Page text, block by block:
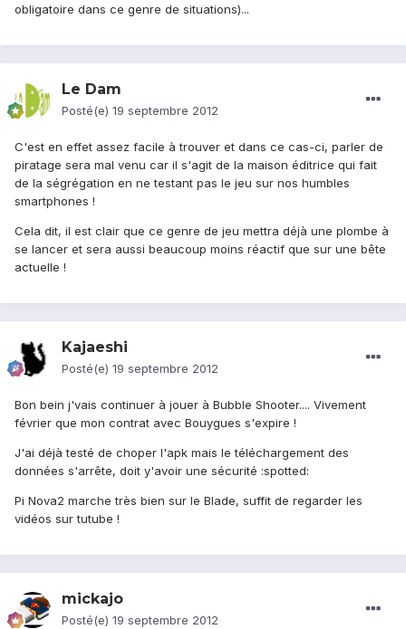
obligatoire dans ce genre de situations)...
Le Dam
Posté(e) 19 septembre 2012
C'est en effet assez facile à trouver et dans ce cas-ci, parler de
piratage sera mal venu car il s'agit de la maison éditrice qui fait
de la ségrégation en ne testant pas le jeu sur nos humbles
smartphones !
Cela dit, il est clair que ce genre de jeu mettra déjà une plombe à
se lancer et sera aussi beaucoup moins réactif que sur une bête
actuelle !
Kajaeshi
Posté(e) 19 septembre 2012
Bon bein j'vais continuer à jouer à Bubble Shooter.... Vivement
février que mon contrat avec Bouygues s'expire !
J'ai déjà testé de choper l'apk mais le téléchargement des
données s'arrête, doit y'avoir une sécurité :spotted:
Pi Nova2 marche très bien sur le Blade, suffit de regarder les
vidéos sur tutube !
mickajo
Posté(e) 19 septembre 2012